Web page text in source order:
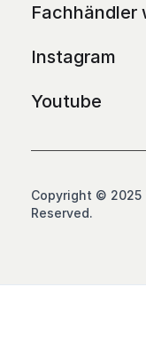
Fachhändler
Instagram
Youtube
Copyright © 2025
Reserved.